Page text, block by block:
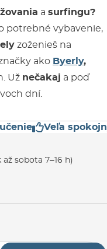
a surfingu?
potrebné vybavenie,
zoženieš na
ako Byerly,
Už nečakaj a poď
dní.
Veľa
sobota 7–16 h)